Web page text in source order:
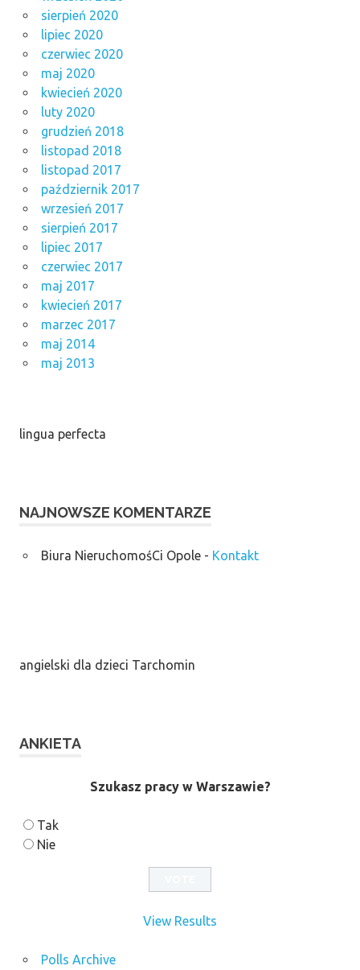
sierpień 2020
lipiec 2020
czerwiec 2020
maj 2020
kwiecień 2020
luty 2020
grudzień 2018
listopad 2018
listopad 2017
październik 2017
wrzesień 2017
sierpień 2017
lipiec 2017
czerwiec 2017
maj 2017
kwiecień 2017
marzec 2017
maj 2014
maj 2013
lingua perfecta
NAJNOWSZE KOMENTARZE
Biura NieruchomośCi Opole- Kontakt
angielski dla dzieci Tarchomin
ANKIETA
Szukasz pracy w Warszawie?
Tak
Nie
View Results
Polls Archive